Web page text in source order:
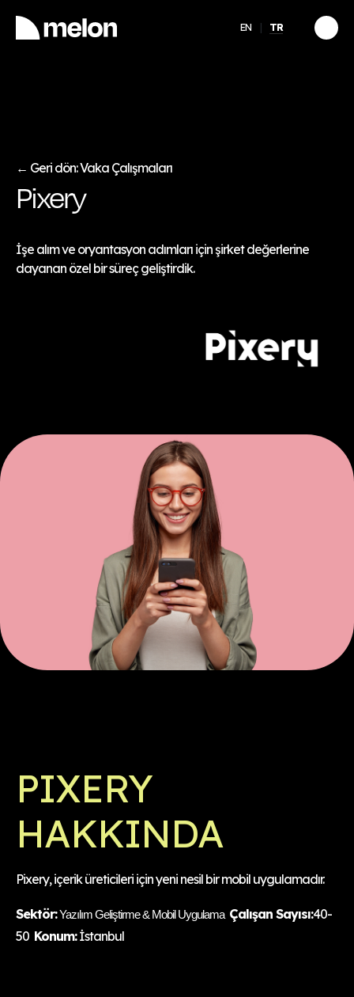
EN TR
ÖNE ÇIKAN
Keşfet→
← Geri dön: Vaka Çalışmaları
Pixery
İşe alım ve oryantasyon adımları için şirket değerlerine
dayanan özel bir süreç geliştirdik.
PIXERY
HAKKINDA
Pixery, içerik üreticileri için yeni nesil bir mobil uygulamadır.
Sektör:Yazılım Geliştirme & Mobil Uygulama Çalışan Sayısı:40-
50 Konum:İstanbul